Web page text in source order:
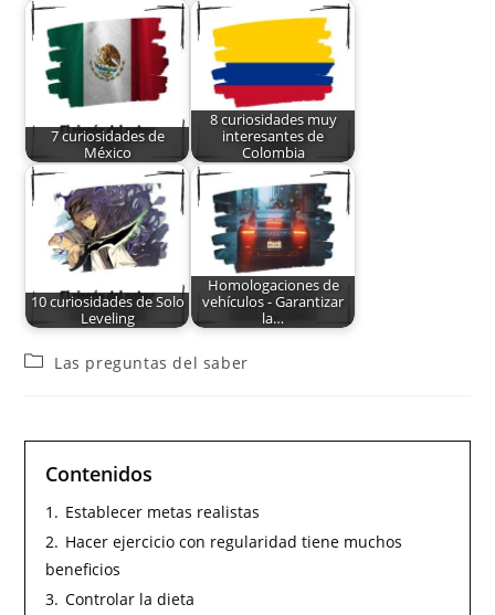
7 curiosidades de
México
8 curiosidades muy
interesantes de
Colombia
10 curiosidades de Solo
Leveling
Homologaciones de
vehículos - Garantizar
la…
Las preguntas del saber
Contenidos
1. Establecer metas realistas
2. Hacer ejercicio con regularidad tiene muchos
beneficios
3. Controlar la dieta